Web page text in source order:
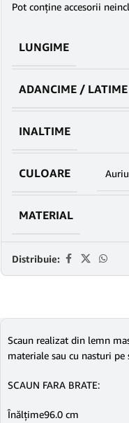
Pot conține accesorii
LUNGIME
ADANCIME / LATIME
INALTIME
CULOARE Auriu
MATERIAL
Distribuie:
Scaun realizat din lemn
materiale sau cu nasturi pe
SCAUN FARA BRATE:
Înălţime96.0 cm